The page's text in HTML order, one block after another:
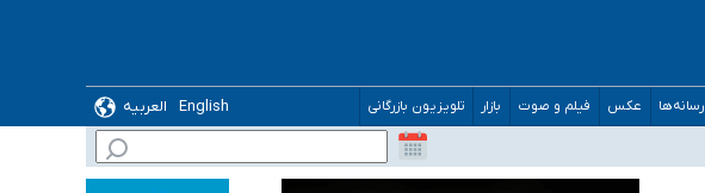
عکس فیلم و صوت بازار تلویزیون بازرگانی English
العربیه